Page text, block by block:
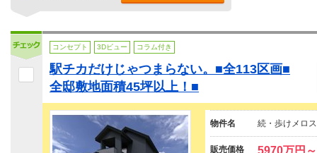
コンセプト 3Dビュー コラム付き
駅チカだけじゃつまらない。■全113区画■
全邸敷地面積45坪以上！■
物件名 続・歩けメロ
販売価格